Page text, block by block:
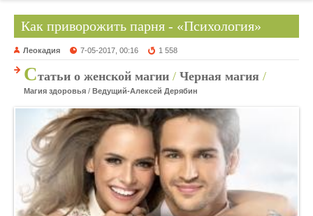
Как приворожить парня - «Психология»
Леокадия 7-05-2017, 00:16 1 558
Статьи о женской магии / Черная магия /
Магия здоровья / Ведущий-Алексей Дерябин